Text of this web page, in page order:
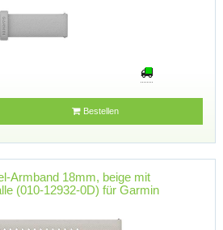
Bestellen
Armband 18mm, beige mit
(010-12932-0D) für Garmin